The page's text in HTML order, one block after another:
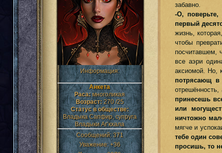
Информация:
Анкета
Раса:многоликая
Возраст:270 /25
Статус в обществе:
Владыка Сапфир, супруга
Владыки Аг’кхала
Сообщений:371
Уважение: +36
забавно.
-О,
первый
жизнь,
чтобы
посчитавшем,
все аэри
аксиомой. Но,
потрясающ в
отрешённость,
принесешь
или
ничтожно
мягче и
тебе один
просишь, то